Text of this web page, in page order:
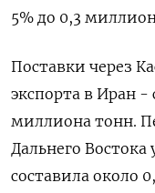
5% до 0,3
Поставки через
экспорта ​в Иран -
миллиона тонн.
Дальнего
составила около